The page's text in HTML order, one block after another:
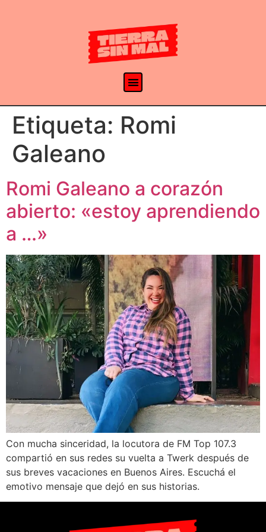
Etiqueta: Romi
Galeano
Romi Galeano a corazón
abierto: «estoy aprendiendo
a …»
Con mucha sinceridad, la locutora de FM Top 107.3
compartió en sus redes su vuelta a Twerk después de
sus breves vacaciones en Buenos Aires. Escuchá el
emotivo mensaje que dejó en sus historias.